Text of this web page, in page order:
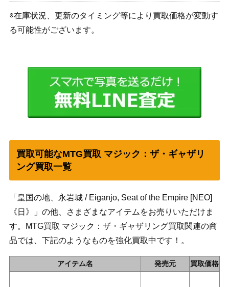
※在庫状況、更新のタイミング等により買取価格が変動す
る可能性がございます。
買取可能なMTG買取 マジック：ザ・ギャザリ
ング買取一覧
「皇国の地、永岩城 / Eiganjo, Seat of the Empire [NEO]
《日》」の他、さまざまなアイテムをお売りいただけま
す。MTG買取 マジック：ザ・ギャザリング買取関連の商
品では、下記のようなものを強化買取中です！。
アイテム名 発売元 買取価格